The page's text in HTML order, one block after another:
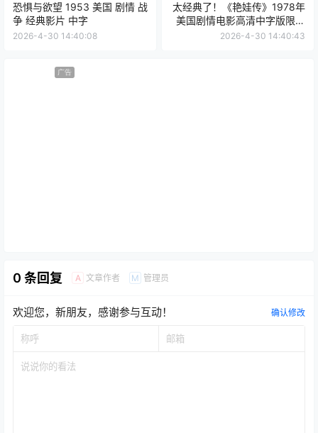
恐惧与欲望 1953 美国 剧情 战
争 经典影片 中字
2026-4-30 14:40:08
太经典了！《艳娃传》1978年
美国剧情电影高清中字版限时
分享
2026-4-30 14:40:43
广告
0 条回复 A 文章作者 M 管理员
欢迎您，新朋友，感谢参与互动！ 确认修改